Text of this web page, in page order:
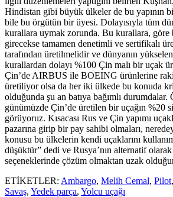
Hindistan gibi büyük ülkeler de bu yapının
bile bu örgütün bir üyesi. Dolayısıyla tüm
kurallara uymak zorunda. Bu kurallara, göre
girecekse tamamen denetimli ve sertifikalı
tarafından üretilmelidir ve dünyanın
kurallardan dolayı %100 Çin malı bir uçak
Çin’de AIRBUS ile BOEING ürünlerine
üretiliyor olsa da her iki ülkede bu konuda
olduğunda şu an batıya bağımlı
günümüzde Çin’de üretilen bir uçağın %20
görüyoruz. Kısacası Rus ve Çin yapımı
pazarına girip bir pay sahibi olmaları,
konusu bu ülkelerin kendi uçaklarını
düşüktür” dedi ve Rusya’nın alternatif
seçeneklerinde çözüm olmaktan uzak
ETİKETLER: Ambargo, Melih Cemal, Pilot,
Savaş, Yedek parça, Yolcu uçağı